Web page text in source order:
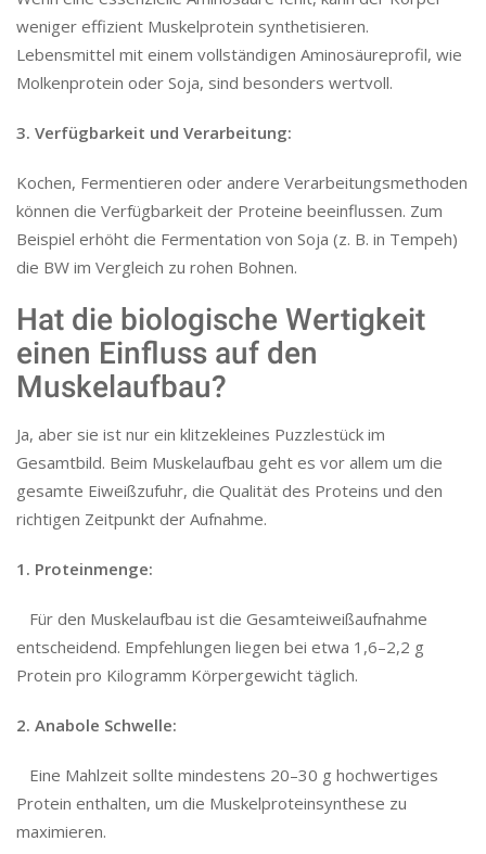
weniger effizient Muskelprotein synthetisieren.
Lebensmittel mit einem vollständigen Aminosäureprofil, wie
Molkenprotein oder Soja, sind besonders wertvoll.
3. Verfügbarkeit und Verarbeitung:
Kochen, Fermentieren oder andere Verarbeitungsmethoden
können die Verfügbarkeit der Proteine beeinflussen. Zum
Beispiel erhöht die Fermentation von Soja (z. B. in Tempeh)
die BW im Vergleich zu rohen Bohnen.
Hat die biologische Wertigkeit
einen Einfluss auf den
Muskelaufbau?
Ja, aber sie ist nur ein klitzekleines Puzzlestück im
Gesamtbild. Beim Muskelaufbau geht es vor allem um die
gesamte Eiweißzufuhr, die Qualität des Proteins und den
richtigen Zeitpunkt der Aufnahme.
1. Proteinmenge:
Für den Muskelaufbau ist die Gesamteiweißaufnahme
entscheidend. Empfehlungen liegen bei etwa 1,6–2,2 g
Protein pro Kilogramm Körpergewicht täglich.
2. Anabole Schwelle:
Eine Mahlzeit sollte mindestens 20–30 g hochwertiges
Protein enthalten, um die Muskelproteinsynthese zu
maximieren.